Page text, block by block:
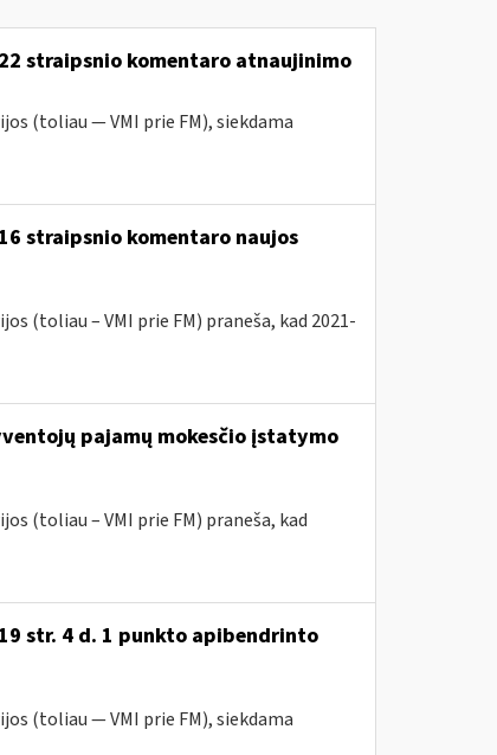
straipsnio komentaro atnaujinimo
(toliau — VMI prie FM), siekdama
straipsnio komentaro naujos
(toliau – VMI prie FM) praneša, kad 2021-
pajamų mokesčio įstatymo
(toliau – VMI prie FM) praneša, kad
str. 4 d. 1 punkto apibendrinto
(toliau — VMI prie FM), siekdama